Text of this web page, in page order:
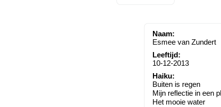
Naam:
Esmee van Zundert
Leeftijd:
10-12-2013
Haiku:
Buiten is regen
Mijn reflectie in een
Het mooie water